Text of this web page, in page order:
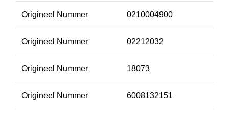
Origineel Nummer 0210004900
Origineel Nummer 02212032
Origineel Nummer 18073
Origineel Nummer 6008132151